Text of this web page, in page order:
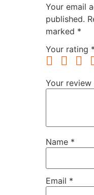
Your email
published.
marked *
Your rating *
Your review
Name *
Email *